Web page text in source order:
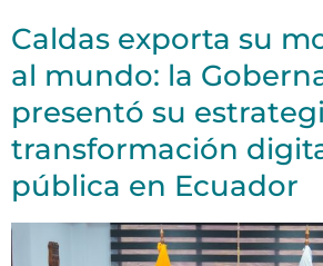
Caldas exporta su
al mundo: la
presentó su
transformación
pública en Ecuador